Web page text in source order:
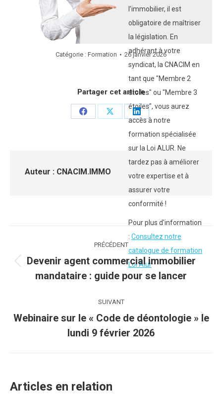
l’immobilier, il est
obligatoire de maîtriser
la législation. En
adhérant à votre
syndicat, la CNACIM en
tant que "Membre 2
étoiles" ou "Membre 3
étoiles", vous aurez
accès à notre
formation spécialisée
sur la Loi ALUR. Ne
tardez pas à améliorer
votre expertise et à
assurer votre
conformité !
Pour plus d'information
: Consultez notre
catalogue de formation
Loi Alur
Catégorie : Formation 26 janvier 2026
Partager cet article
PartagerPartagerPartager
sur
LinkedIn
Auteur : CNACIM.IMMO
article
PRÉCÉDENT
Article
précédent
Devenir agent commercial immobilier
mandataire : guide pour se lancer
SUIVANT
Article
suivant
Webinaire sur le « Code de déontologie » le
lundi 9 février 2026
Articles en relation